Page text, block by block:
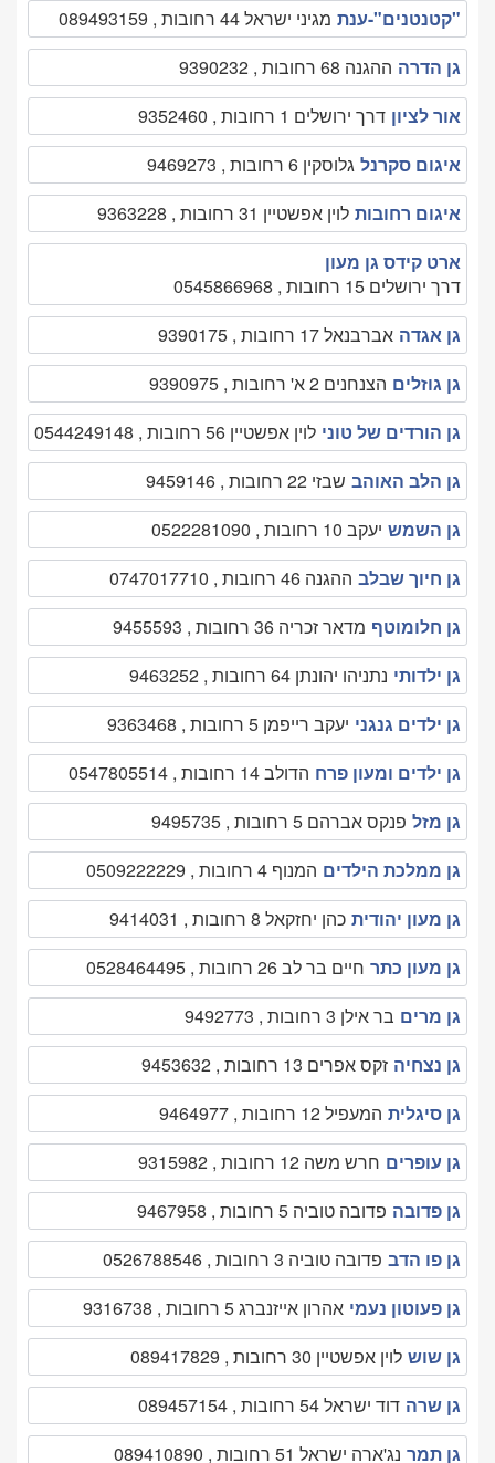
"קטנטנים"-ענת מגיני ישראל 44 רחובות , 089493159
גן הדרה ההגנה 68 רחובות , 9390232
אור לציון דרך ירושלים 1 רחובות , 9352460
איגום סקרנל גלוסקין 6 רחובות , 9469273
איגום רחובות לוין אפשטיין 31 רחובות , 9363228
ארט קידס גן מעון
דרך ירושלים 15 רחובות , 0545866968
גן אגדה אברבנאל 17 רחובות , 9390175
גן גוזלים הצנחנים 2 א' רחובות , 9390975
גן הורדים של טוני לוין אפשטיין 56 רחובות , 0544249148
גן הלב האוהב שבזי 22 רחובות , 9459146
גן השמש יעקב 10 רחובות , 0522281090
גן חיוך שבלב ההגנה 46 רחובות , 0747017710
גן חלומוטף מדאר זכריה 36 רחובות , 9455593
גן ילדותי נתניהו יהונתן 64 רחובות , 9463252
גן ילדים גנגני יעקב רייפמן 5 רחובות , 9363468
גן ילדים ומעון פרח הדולב 14 רחובות , 0547805514
גן מזל פנקס אברהם 5 רחובות , 9495735
גן ממלכת הילדים המנוף 4 רחובות , 0509222229
גן מעון יהודית כהן יחזקאל 8 רחובות , 9414031
גן מעון כתר חיים בר לב 26 רחובות , 0528464495
גן מרים בר אילן 3 רחובות , 9492773
גן נצחיה זקס אפרים 13 רחובות , 9453632
גן סיגלית המעפיל 12 רחובות , 9464977
גן עופרים חרש משה 12 רחובות , 9315982
גן פדובה פדובה טוביה 5 רחובות , 9467958
גן פו הדב פדובה טוביה 3 רחובות , 0526788546
גן פעוטון נעמי אהרון אייזנברג 5 רחובות , 9316738
גן שוש לוין אפשטיין 30 רחובות , 089417829
גן שרה דוד ישראל 54 רחובות , 089457154
גן תמר נג'ארה ישראל 51 רחובות , 089410890